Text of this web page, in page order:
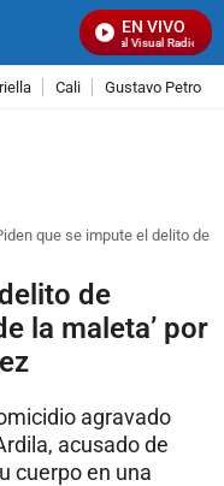
EN VIVO
Señal Visual Radio
Cali Gustavo Petro
que se impute el delito de
de
la maleta’ por
agravado
acusado de
cuerpo en una